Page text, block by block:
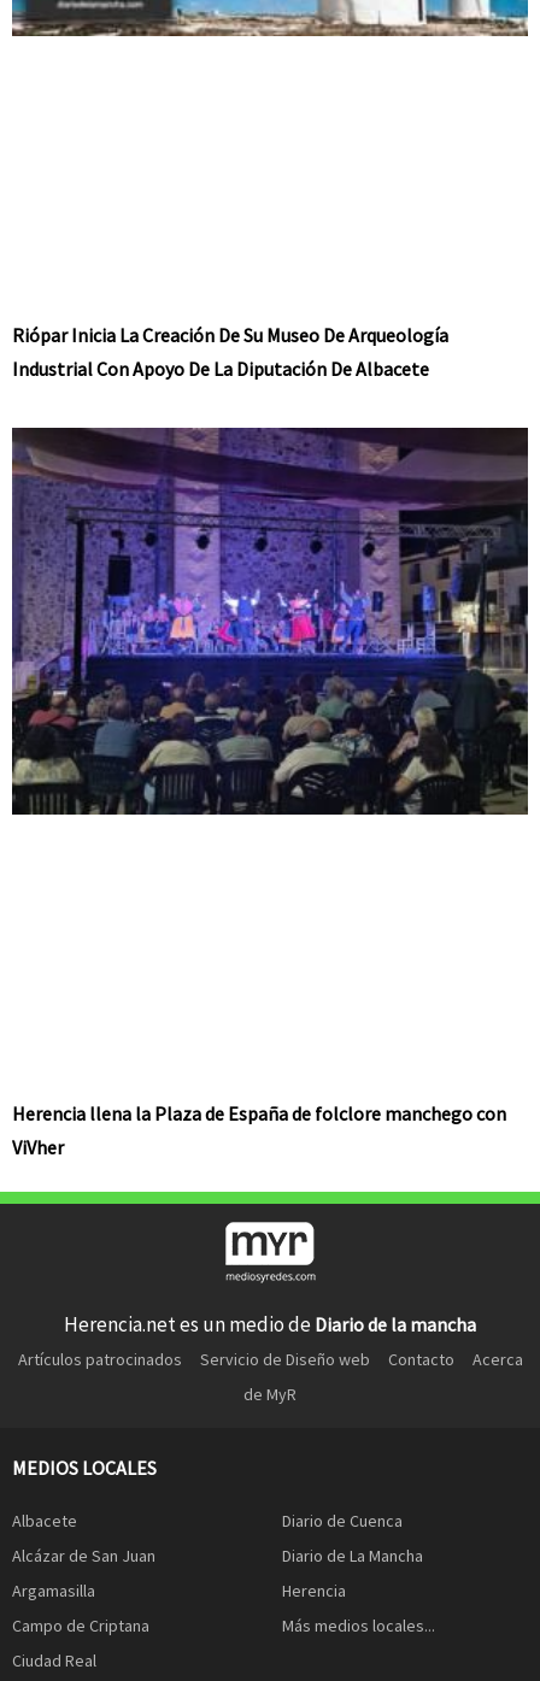
Riópar Inicia La Creación De Su Museo De Arqueología
Industrial Con Apoyo De La Diputación De Albacete
Herencia llena la Plaza de España de folclore manchego con
ViVher
Herencia.net es un medio de Diario de la mancha
Artículos patrocinados Servicio de Diseño web Contacto
Acerca
de MyR
MEDIOS LOCALES
Albacete
Alcázar de San Juan
Argamasilla
Campo de Criptana
Ciudad Real
Diario de Cuenca
Diario de La Mancha
Herencia
Más medios locales...